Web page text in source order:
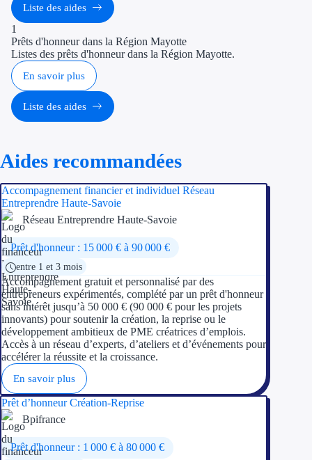
Liste des aides
1
Prêts d'honneur dans la Région Mayotte
Listes des prêts d'honneur dans la Région Mayotte.
En savoir plus
Liste des aides
Aides recommandées
Accompagnement financier et individuel Réseau
Entreprendre Haute-Savoie
Réseau Entreprendre Haute-Savoie
Prêt d'honneur : 15 000 € à 90 000 €
entre 1 et 3 mois
Accompagnement gratuit et personnalisé par des
entrepreneurs expérimentés, complété par un prêt d'honneur
sans intérêt jusqu’à 50 000 € (90 000 € pour les projets
innovants) pour soutenir la création, la reprise ou le
développement ambitieux de PME créatrices d’emplois.
Accès à un réseau d’experts, d’ateliers et d’événements pour
accélérer la réussite et la croissance.
En savoir plus
Prêt d’honneur Création-Reprise
Bpifrance
Prêt d'honneur : 1 000 € à 80 000 €